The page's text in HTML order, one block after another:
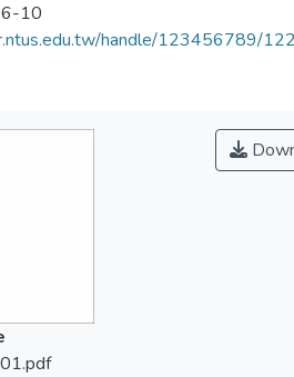
10
handle/123456789/